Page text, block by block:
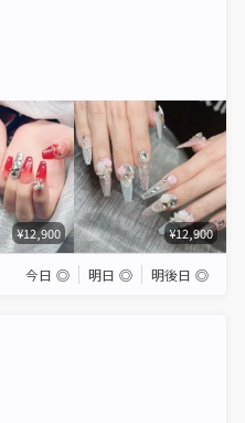
¥12,900 ¥12,900
今日 ◎ 明日 ◎ 明後日 ◎